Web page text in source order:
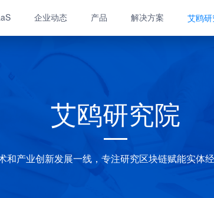
企业动态 产品 解决方案 艾鸥
艾鸥研究院
和产业创新发展一线，专注研究区块链赋能实体